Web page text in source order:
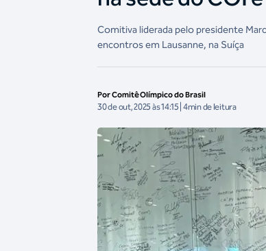
Comitiva liderada pelo presidente
encontros em Lausanne, na Suíça
Por Comitê Olímpico do Brasil
30 de out, 2025 às 14:15 | 4min de leitura